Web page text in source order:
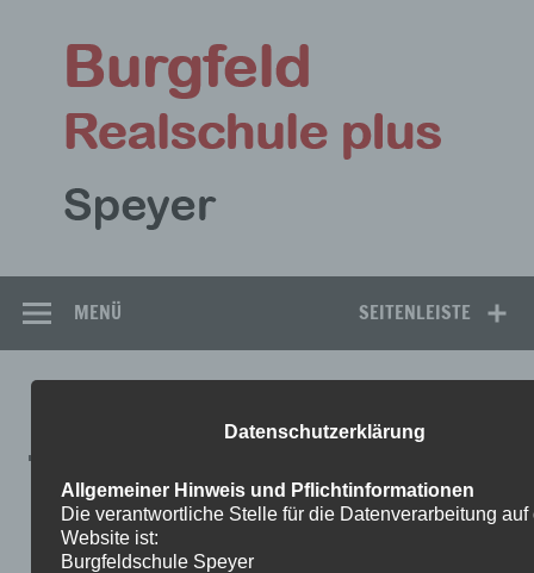
springen
SEITENLEISTE
MENÜ
PUTZFRAUENDatenschutzerklärung
Allgemeiner Hinweis und Pflichtinformationen
Die verantwortliche Stelle für die Datenverarbeitung auf
Website ist:
Burgfeldschule Speyer